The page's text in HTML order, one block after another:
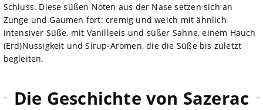
Schluss. Diese süßen Noten aus der Nase setzen sich an
Zunge und Gaumen fort: cremig und weich mit ähnlich
intensiver Süße, mit Vanilleeis und süßer Sahne, einem Hauch
(Erd)Nussigkeit und Sirup-Aromen, die die Süße bis zuletzt
begleiten.
Die Geschichte von Sazerac